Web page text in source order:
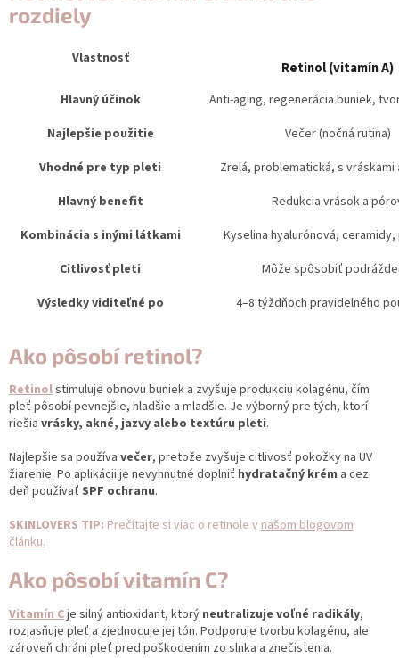
rozdiely
Vlastnosť
Retinol (vitamín A)
Hlavný účinok
Anti-aging, regenerácia buniek,
Najlepšie použitie
Večer (nočná rutina)
Vhodné pre typ pleti
Zrelá, problematická, s vráskami
Hlavný benefit
Redukcia vrások a
Kombinácia s inými látkami
Kyselina hyalurónová,
Citlivosť pleti
Môže spôsobiť
Výsledky viditeľné po
4–8 týždňoch pravidelného
Ako pôsobí retinol?
Retinolstimuluje obnovu buniek a zvyšuje produkciu kolagénu, čím
pleť pôsobí pevnejšie, hladšie a mladšie. Je výborný pre tých, ktorí
riešia vrásky, akné, jazvy alebo textúru pleti.
Najlepšie sa používa večer, pretože zvyšuje citlivosť pokožky na UV
žiarenie. Po aplikácii je nevyhnutné doplniť hydratačný krém a cez
deň používať SPF ochranu.
SKINLOVERS TIP: Prečítajte si viac o retinole v našom blogovom
článku.
Ako pôsobí vitamín C?
Vitamín Cje silný antioxidant, ktorý neutralizuje voľné radikály,
rozjasňuje pleť a zjednocuje jej tón. Podporuje tvorbu kolagénu, ale
zároveň chráni pleť pred poškodením zo slnka a znečistenia.